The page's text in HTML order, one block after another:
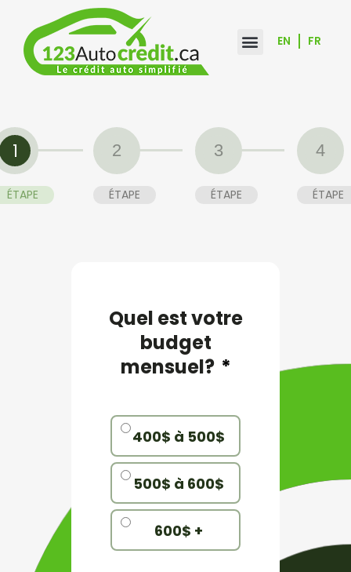
contenu
EN FR
1
ÉTAPE
2
ÉTAPE
3
ÉTAPE
4
ÉTAPE
Quel est votre
budget
mensuel? *
400$ à 500$
500$ à 600$
600$ +